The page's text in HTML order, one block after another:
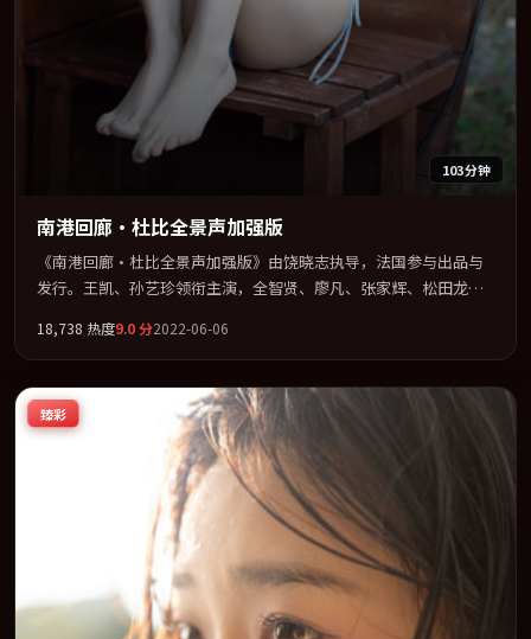
103分钟
南港回廊·杜比全景声加强版
《南港回廊·杜比全景声加强版》由饶晓志执导，法国参与出品与
发行。王凯、孙艺珍领衔主演，全智贤、廖凡、张家辉、松田龙平
剧」类型为骨架，在叙事、表演与视听上力求统一。定于 2022-03-
18 在内地院线及主流平台同步亮相，2022 年度话题片中口碑稳健，
适合喜欢强情节与人物弧光的观众完整观看。
18,738 热度9.0分2022-06-06
臻彩